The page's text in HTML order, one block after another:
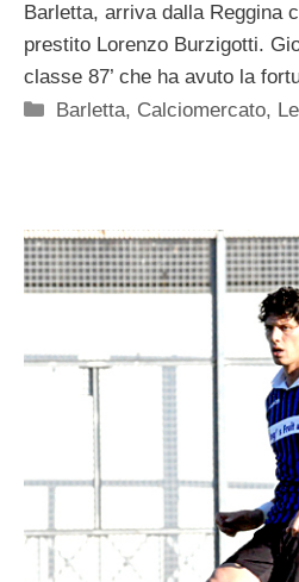
Barletta, arriva dalla Reggina
prestito Lorenzo Burzigotti.
classe 87’ che ha avuto la
Categorie
Barletta, Calciomercato,